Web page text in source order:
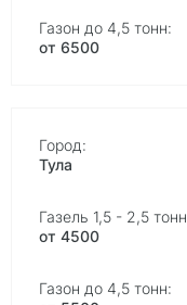
от 6500
Тула
от 4500